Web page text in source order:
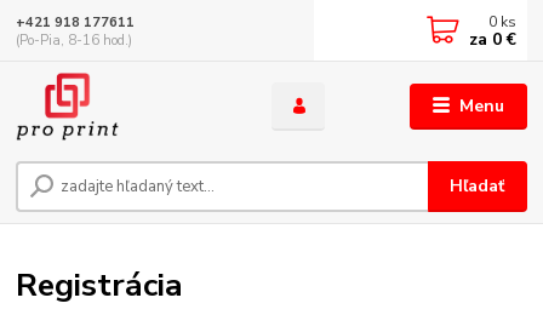
Menu
Hľadať
+421 918 177611
(Po-Pia, 8-16 hod.)
0 ks
za 0 €
Registrácia